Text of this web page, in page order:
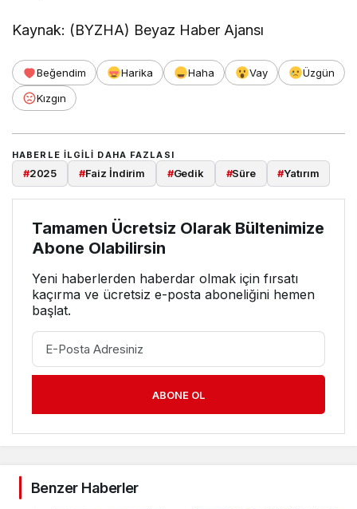
Kaynak: (BYZHA) Beyaz Haber Ajansı
Beğendim Harika Haha Vay
Üzgün
Kızgın
HABERLE ILGILI DAHA FAZLASI
#2025 #Faiz İndirim #Gedik #Süre #Yatırım
Tamamen Ücretsiz Olarak Bültenimize
Abone Olabilirsin
Yeni haberlerden haberdar olmak için fırsatı
kaçırma ve ücretsiz e-posta aboneliğini hemen
başlat.
ABONE OL
Benzer Haberler